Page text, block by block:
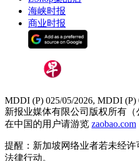
海峡时报
商业时报
MDDI (P) 025/05/2026, MDDI (P)
新报业媒体有限公司版权所有（
在中国的用户请游览 zaobao.com
提醒：新加坡网络业者若未经
法律行动。